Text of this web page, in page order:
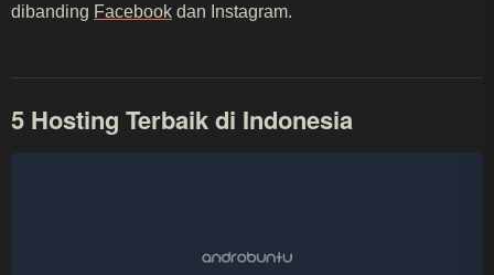
dibanding Facebook dan Instagram.
5 Hosting Terbaik di Indonesia